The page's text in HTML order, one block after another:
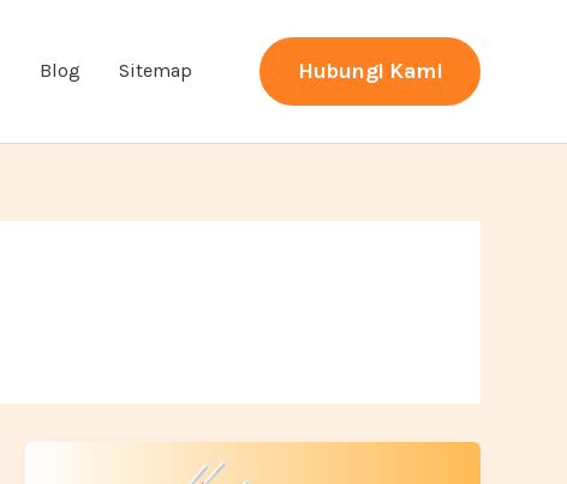
Blog Sitemap Hubungi Kami